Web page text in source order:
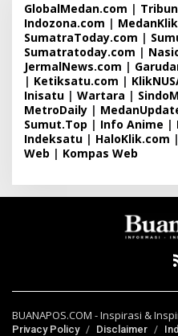
GlobalMedan.com |
Indozona.com |
SumatraToday.com |
Sumatratoday.com |
JermalNews.com |
| Ketiksatu.com |
Inisatu | Wartara |
MetroDaily |
Sumut.Top | Info Anime |
Indeksatu | HaloKlik.com |
Web | Kompas Web
BUANAPOS.COM - Inspirasi &
Privacy Policy
Disclaimer